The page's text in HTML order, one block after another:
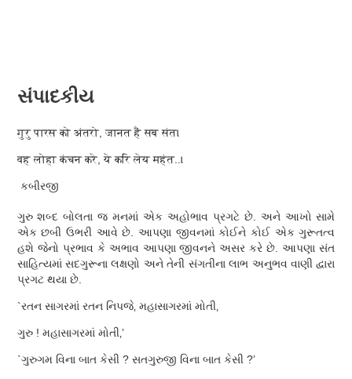
સંપાદકીય
गुरु पारस को अंतरो, जानत हैं सब संत।
वह लोहा कंचन करे, ये करि लेय महंत..।
કબીરજી
ગુરુ શબ્દ બોલતા જ મનમાં એક અહોભાવ પ્રગટે છે. અને આખો સામે
એક છબી ઉભરી આવે છે. આપણા જીવનમાં કોઈને કોઈ એક ગુરૂતત્વ
હશે જેનો પ્રભાવ કે અભાવ આપણા જીવનને અસર કરે છે. આપણા સંત
સાહિત્યમાં સદગુરૂના લક્ષણો અને તેની સંગતીના લાભ અનુભવ વાણી દ્વારા
પ્રગટ થયા છે.
`રતન સાગરમાં રતન નિપજે‚ મહાસાગરમાં મોતી‚
ગુરુ ! મહાસાગરમાં મોતી‚’
`ગુરુગમ વિના બાત કેસી ? સતગુરુજી વિના બાત કેસી ?’